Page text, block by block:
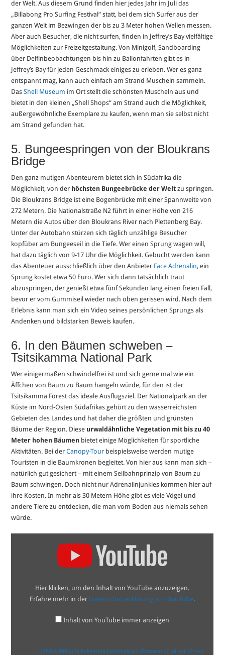
der Welt. Aus diesem Grund finden hier jedes Jahr im Juli das
„Billabong Pro Surfing Festival“ statt, bei dem sich Surfer aus der
ganzen Welt im Bezwingen der bis zu 3 Meter hohen Wellen messen.
Aber auch Besucher, die nicht surfen, finden in Jeffrey’s Bay vielfältige
Möglichkeiten zur Freizeitgestaltung. Von Minigolf, Sandboarding
über Delfinbeobachtungen bis hin zu Ballonfahrten gibt es in
Jeffrey’s Bay für jeden Geschmack einiges zu erleben. Wer es ganz
entspannt mag, kann auch einfach am Strand Muscheln sammeln.
DasShell Museum im Ort stellt die schönsten Muscheln aus und
bietet in den kleinen „Shell Shops“ am Strand auch die Möglichkeit,
außergewöhnliche Exemplare zu kaufen, wenn man sie selbst nicht
am Strand gefunden hat.
5. Bungeespringen von der Bloukrans
Bridge
Den ganz mutigen Abenteurern bietet sich in Südafrika die
Möglichkeit, von der höchsten Bungeebrücke der Welt zu springen.
Die Bloukrans Bridge ist eine Bogenbrücke mit einer Spannweite von
272 Metern. Die Nationalstraße N2 führt in einer Höhe von 216
Metern die Autos über den Bloukrans River nach Plettenberg Bay.
Unter der Autobahn stürzen sich täglich unzählige Besucher
kopfüber am Bungeeseil in die Tiefe. Wer einen Sprung wagen will,
hat dazu täglich von 9-17 Uhr die Möglichkeit. Gebucht werden kann
das Abenteuer ausschließlich über den Anbieter Face Adrenalin, ein
Sprung kostet etwa 50 Euro. Wer sich dann tatsächlich traut
abzuspringen, der genießt etwa fünf Sekunden lang einen freien Fall,
bevor er vom Gummiseil wieder nach oben gerissen wird. Nach dem
Erlebnis kann man sich ein Video seines persönlichen Sprungs als
Andenken und bildstarken Beweis kaufen.
6. In den Bäumen schweben –
Tsitsikamma National Park
Wer einigermaßen schwindelfrei ist und sich gerne mal wie ein
Äffchen von Baum zu Baum hangeln würde, für den ist der
Tsitsikamma Forest das ideale Ausflugsziel. Der Nationalpark an der
Küste im Nord-Osten Südafrikas gehört zu den wasserreichsten
Gebieten des Landes und hat daher die größten und grünsten
Bäume der Region. Diese urwaldähnliche Vegetation mit bis zu 40
Meter hohen Bäumen bietet einige Möglichkeiten für sportliche
Aktivitäten. Bei derCanopy-Tour beispielsweise werden mutige
Touristen in die Baumkronen begleitet. Von hier aus kann man sich –
natürlich gut gesichert – mit einem Seilbahnprinzip von Baum zu
Baum schwingen. Doch nicht nur Adrenalinjunkies kommen hier auf
ihre Kosten. In mehr als 30 Metern Höhe gibt es viele Vögel und
andere Tiere zu entdecken, die man vom Boden aus niemals sehen
würde.
Hier klicken, um den Inhalt von YouTube anzuzeigen.
Erfahre mehr in der Datenschutzerklärung von YouTube.
Inhalt von YouTube immer anzeigen
„[SÜDAFRIKA] Tsitsikamma Nationalpark (Panorama)“ direkt öffnen